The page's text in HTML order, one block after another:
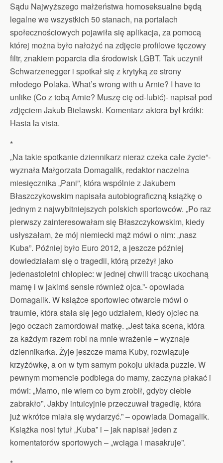
Sądu Najwyższego małżeństwa homoseksualne będą
legalne we wszystkich 50 stanach, na portalach
społecznościowych pojawiła się aplikacja, za pomocą
której można było nałożyć na zdjęcie profilowe tęczowy
filtr, znakiem poparcia dla środowisk LGBT. Tak uczynił
Schwarzenegger i spotkał się z krytyką ze strony
młodego Polaka. What’s wrong with u Arnie? I have to
unlike (Co z tobą Arnie? Muszę cię od-lubić)- napisał pod
zdjęciem Jakub Bielawski. Komentarz aktora był krótki:
Hasta la vista.
*
„Na takie spotkanie dziennikarz nieraz czeka całe życie”-
wyznała Małgorzata Domagalik, redaktor naczelna
miesięcznika „Pani”, która wspólnie z Jakubem
Błaszczykowskim napisała autobiograficzną książkę o
jednym z najwybitniejszych polskich sportowców. „Po raz
pierwszy zainteresowałam się Błaszczykowskim, kiedy
usłyszałam, że mój niemiecki mąż mówi o nim: „nasz
Kuba”. Później było Euro 2012, a jeszcze później
dowiedziałam się o tragedii, którą przeżył jako
jedenastoletni chłopiec: w jednej chwili tracąc ukochaną
mamę i w jakimś sensie również ojca.”- opowiada
Domagalik. W książce sportowiec otwarcie mówi o
traumie, która stała się jego udziałem, kiedy ojciec na
jego oczach zamordował matkę. „Jest taka scena, która
za każdym razem robi na mnie wrażenie – wyznaje
dziennikarka. Żyje jeszcze mama Kuby, rozwiązuje
krzyżówkę, a on w tym samym pokoju układa puzzle. W
pewnym momencie podbiega do mamy, zaczyna płakać i
mówi: „Mamo, nie wiem co bym zrobił, gdyby ciebie
zabrakło”. Jakby intuicyjnie przeczuwał tragedię, która
już wkrótce miała się wydarzyć.” – opowiada Domagalik.
Książka nosi tytuł „Kuba” i – jak napisał jeden z
komentatorów sportowych – „wciąga i masakruje”.